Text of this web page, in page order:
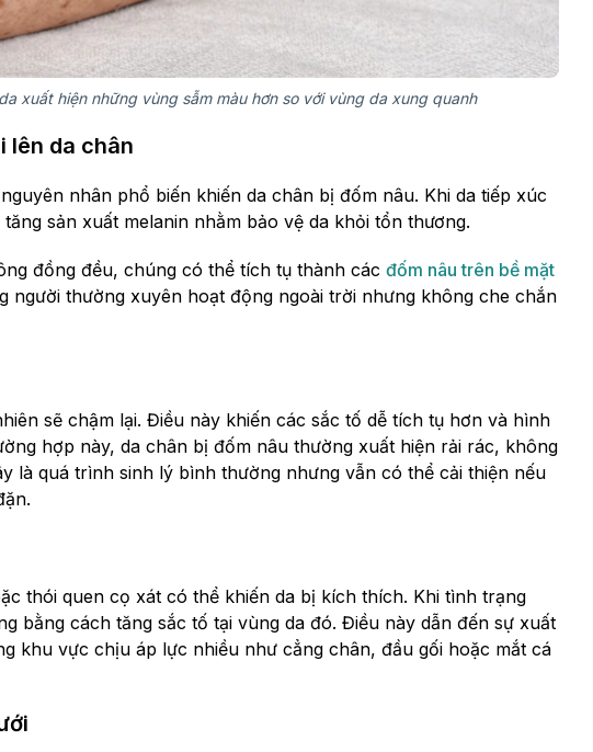
xuất hiện những vùng sẫm màu hơn so với vùng da xung quanh
lên da chân
nhân phổ biến khiến da chân bị đốm nâu. Khi da tiếp xúc
sản xuất melanin nhằm bảo vệ da khỏi tổn thương.
đồng đều, chúng có thể tích tụ thành các đốm nâu trên bề mặt
người thường xuyên hoạt động ngoài trời nhưng không che chắn
sẽ chậm lại. Điều này khiến các sắc tố dễ tích tụ hơn và hình
hợp này, da chân bị đốm nâu thường xuất hiện rải rác, không
là quá trình sinh lý bình thường nhưng vẫn có thể cải thiện nếu
thói quen cọ xát có thể khiến da bị kích thích. Khi tình trạng
bằng cách tăng sắc tố tại vùng da đó. Điều này dẫn đến sự xuất
khu vực chịu áp lực nhiều như cẳng chân, đầu gối hoặc mắt cá